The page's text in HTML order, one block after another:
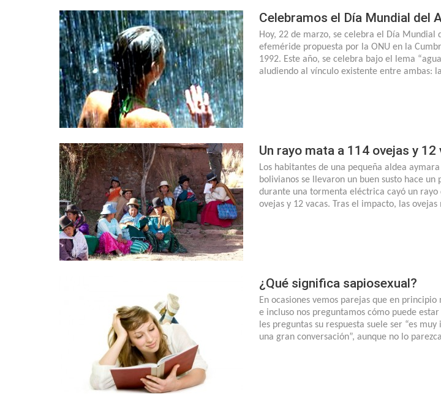
Celebramos el Día Mundial del
Hoy, 22 de marzo, se celebra el Día Mundial
efeméride propuesta por la ONU en la
1992. Este año, se celebra bajo el lema
aludiendo al vínculo existente entre ambas:
Un rayo mata a 114 ovejas y 12
Los habitantes de una pequeña aldea
bolivianos se llevaron un buen susto hace un
durante una tormenta eléctrica cayó un rayo
ovejas y 12 vacas. Tras el impacto, las
¿Qué significa sapiosexual?
En ocasiones vemos parejas que en
e incluso nos preguntamos cómo puede
les preguntas su respuesta suele ser “es
una gran conversación”, aunque no lo